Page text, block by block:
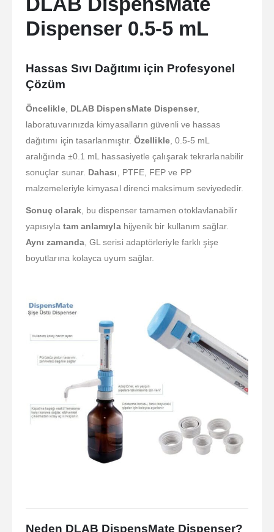
Dispenser 0.5-5 mL
Hassas Sıvı Dağıtımı için Profesyonel
Çözüm
Öncelikle, DLAB DispensMate Dispenser,
laboratuvarınızda kimyasalların güvenli ve hassas
dağıtımı için tasarlanmıştır.Özellikle, 0.5-5 mL
aralığında ±0.1 mL hassasiyetle çalışarak tekrarlanabilir
sonuçlar sunar. Dahası , PTFE, FEP ve PP
malzemeleriyle kimyasal direnci maksimum seviyededir.
Sonuç olarak, bu dispenser tamamen otoklavlanabilir
yapısıyla tam anlamıylahijyenik bir kullanım sağlar.
Aynı zamanda, GL serisi adaptörleriyle farklı şişe
boyutlarına kolayca uyum sağlar.
Neden DLAB DispensMate Dispenser?